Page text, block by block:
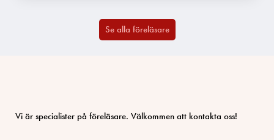
Se alla föreläsare
Vi är specialister på föreläsare. Välkommen att kontakta oss!